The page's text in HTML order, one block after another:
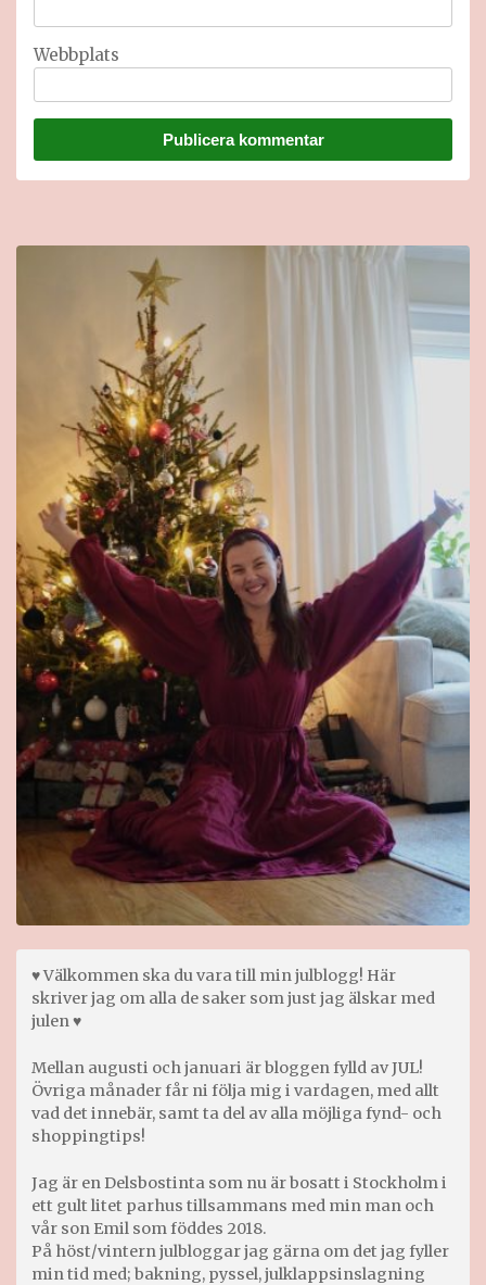
Webbplats
♥ Välkommen ska du vara till min julblogg! Här
skriver jag om alla de saker som just jag älskar med
julen ♥
Mellan augusti och januari är bloggen fylld av JUL!
Övriga månader får ni följa mig i vardagen, med allt
vad det innebär, samt ta del av alla möjliga fynd- och
shoppingtips!
Jag är en Delsbostinta som nu är bosatt i Stockholm i
ett gult litet parhus tillsammans med min man och
vår son Emil som föddes 2018.
På höst/vintern julbloggar jag gärna om det jag fyller
min tid med; bakning, pyssel, julklappsinslagning